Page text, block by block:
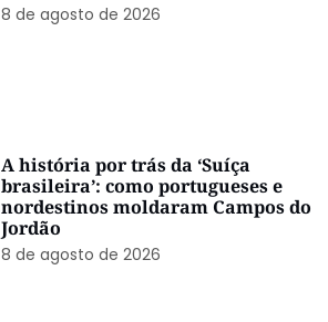
A história por trás da ‘Suíça
brasileira’: como portugueses e
nordestinos moldaram Campos do
Jordão
8 de agosto de 2026